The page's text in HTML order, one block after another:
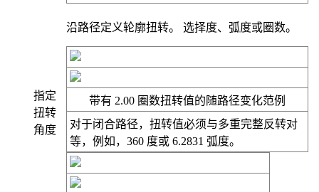
指定
扭转
角度
沿路径定义轮廓扭转。 选择度、 弧度或圈数。
带有 2.00 圈数扭转值的随路径变化范例
对于闭合路径，扭转值必须与多重完整反转对
等，例如，360 度或 6.2831 弧度。